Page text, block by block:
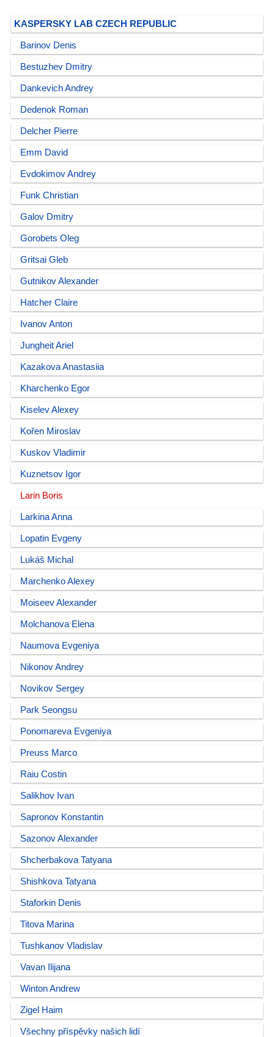
KASPERSKY LAB CZECH REPUBLIC
Barinov Denis
Bestuzhev Dmitry
Dankevich Andrey
Dedenok Roman
Delcher Pierre
Emm David
Evdokimov Andrey
Funk Christian
Galov Dmitry
Gorobets Oleg
Gritsai Gleb
Gutnikov Alexander
Hatcher Claire
Ivanov Anton
Jungheit Ariel
Kazakova Anastasiia
Kharchenko Egor
Kiselev Alexey
Kořen Miroslav
Kuskov Vladimir
Kuznetsov Igor
Larin Boris
Larkina Anna
Lopatin Evgeny
Lukáš Michal
Marchenko Alexey
Moiseev Alexander
Molchanova Elena
Naumova Evgeniya
Nikonov Andrey
Novikov Sergey
Park Seongsu
Ponomareva Evgeniya
Preuss Marco
Raiu Costin
Salikhov Ivan
Sapronov Konstantin
Sazonov Alexander
Shcherbakova Tatyana
Shishkova Tatyana
Staforkin Denis
Titova Marina
Tushkanov Vladislav
Vavan Ilijana
Winton Andrew
Zigel Haim
Všechny příspěvky našich lidí